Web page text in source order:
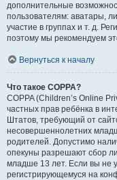
дополнительные
пользователям: аватары,
участие в группах и т. д.
поэтому мы рекомендуем
Вернуться к началу
Что такое COPPA?
COPPA (Children’s Online
частных прав ребёнка в
Штатов, требующий от
несовершеннолетних
родителей. Допустимо
опекуны разрешают сбор
младше 13 лет. Если вы не
регистрирующемуся на